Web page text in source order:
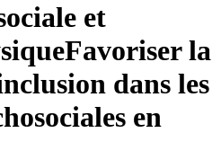
et
Favoriser la
dans les
en